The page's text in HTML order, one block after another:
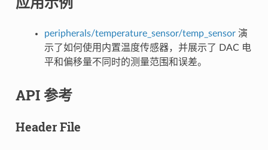
peripherals/temperature_sensor/temp_sensor演
示了如何使用内置温度传感器，并展示了 DAC 电
平和偏移量不同时的测量范围和误差。
API 参考
Header File